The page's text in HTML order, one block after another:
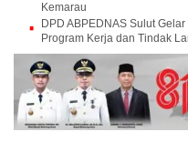
Kemarau
DPD ABPEDNAS Sulut
Program Kerja dan Tindak